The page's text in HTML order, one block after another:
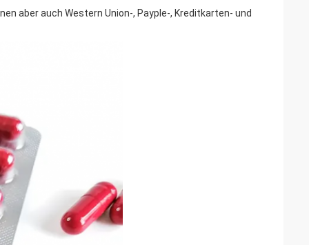
aber auch Western Union-, Payple-, Kreditkarten- und